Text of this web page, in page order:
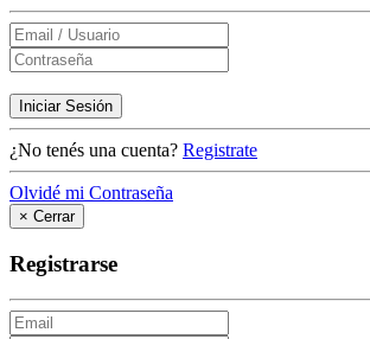
Iniciar Sesión
¿No tenés una cuenta? Registrate
Olvidé mi Contraseña
× Cerrar
Registrarse